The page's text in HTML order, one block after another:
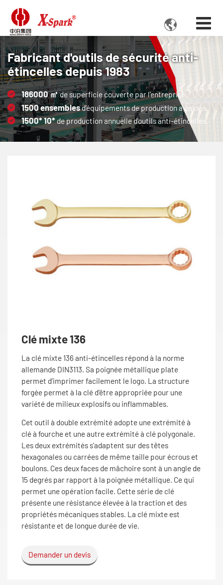

Fabricant d'outils de sécurité anti-
étincelles depuis 1983
186000㎡de superficie couverte par l'entreprise.
1500ensemblesd’équipements de production avancés.
1500*10*de production annuelle d'outils anti-étincelles.
Clé mixte 136
La clé mixte 136 anti-étincelles répond à la norme
allemande DIN3113. Sa poignée métallique plate
permet d'imprimer facilement le logo. La structure
forgée permet à la clé d'être appropriée pour une
variété de milieux explosifs ou inflammables.
Cet outil à double extrémité adopte une extrémité à
clé à fourche et une autre extrémité à clé polygonale.
Les deux extrémités s'adaptent sur des têtes
hexagonales ou carrées de même taille pour écrous et
boulons. Ces deux faces de mâchoire sont à un angle de
15 degrés par rapport à la poignée métallique. Ce qui
permet une opération facile. Cette série de clé
présente une résistance élevée à la traction et des
propriétés mécaniques stables. La clé mixte est
résistante et de longue durée de vie.
Demander un devis